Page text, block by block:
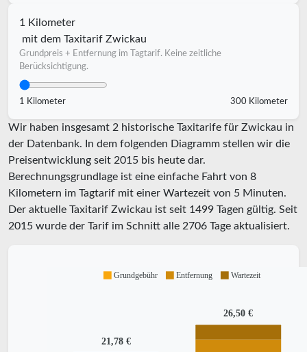
1 Kilometer
mit dem Taxitarif Zwickau
Grundpreis + Entfernung im Tagtarif. Keine zeitliche
Berücksichtigung.
1 Kilometer 300 Kilometer
Wir haben insgesamt 2 historische Taxitarife für Zwickau in
der Datenbank. In dem folgenden Diagramm stellen wir die
Preisentwicklung seit 2015 bis heute dar.
Berechnungsgrundlage ist eine einfache Fahrt von 8
Kilometern im Tagtarif mit einer Wartezeit von 5 Minuten.
Der aktuelle Taxitarif Zwickau ist seit 1499 Tagen gültig. Seit
2015 wurde der Tarif im Schnitt alle 2706 Tage aktualisiert.
21,78 €
26,50 €
Grundgebühr Entfernung Wartezeit